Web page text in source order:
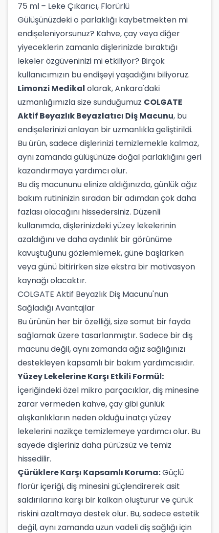
75 ml – Leke Çıkarıcı, Florürlü
Gülüşünüzdeki o parlaklığı kaybetmekten mi
endişeleniyorsunuz? Kahve, çay veya diğer
yiyeceklerin zamanla dişlerinizde bıraktığı
lekeler özgüveninizi mi etkiliyor? Birçok
kullanıcımızın bu endişeyi yaşadığını biliyoruz.
Limonzi Medikal olarak, Ankara'daki
uzmanlığımızla size sunduğumuz COLGATE
Aktif Beyazlık Beyazlatıcı Diş Macunu, bu
endişelerinizi anlayan bir uzmanlıkla geliştirildi.
Bu ürün, sadece dişlerinizi temizlemekle kalmaz,
aynı zamanda gülüşünüze doğal parlaklığını geri
kazandırmaya yardımcı olur.
Bu diş macununu elinize aldığınızda, günlük ağız
bakım rutininizin sıradan bir adımdan çok daha
fazlası olacağını hissedersiniz. Düzenli
kullanımda, dişlerinizdeki yüzey lekelerinin
azaldığını ve daha aydınlık bir görünüme
kavuştuğunu gözlemlemek, güne başlarken
veya günü bitirirken size ekstra bir motivasyon
kaynağı olacaktır.
COLGATE Aktif Beyazlık Diş Macunu'nun
Sağladığı Avantajlar
Bu ürünün her bir özelliği, size somut bir fayda
sağlamak üzere tasarlanmıştır. Sadece bir diş
macunu değil, aynı zamanda ağız sağlığınızı
destekleyen kapsamlı bir bakım yardımcısıdır.
Yüzey Lekelerine Karşı Etkili Formül:
İçeriğindeki özel mikro parçacıklar, diş minesine
zarar vermeden kahve, çay gibi günlük
alışkanlıkların neden olduğu inatçı yüzey
lekelerini nazikçe temizlemeye yardımcı olur. Bu
sayede dişleriniz daha pürüzsüz ve temiz
hissedilir.
Çürüklere Karşı Kapsamlı Koruma:Güçlü
florür içeriği, diş minesini güçlendirerek asit
saldırılarına karşı bir kalkan oluşturur ve çürük
riskini azaltmaya destek olur. Bu, sadece estetik
değil, aynı zamanda uzun vadeli diş sağlığı için